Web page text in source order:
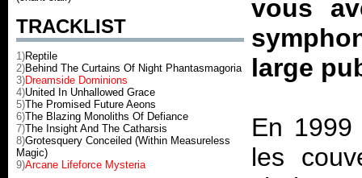
TRACKLIST
1)Reptile
2)Behind The Curtains Of Night Phantasmagoria
3)Dreamside Dominions
4)United In Unhallowed Grace
5)The Promised Future Aeons
6)The Blazing Monoliths Of Defiance
7)The Insight And The Catharsis
8)Grotesquery Conceiled (Within Measureless
Magic)
9)Arcane Lifeforce Mysteria
vous
large
En 1999
les